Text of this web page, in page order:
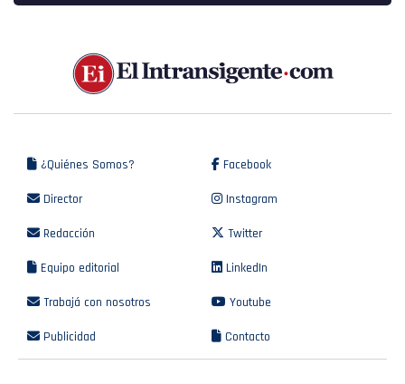
¿Quiénes Somos?
Director
Redacción
Equipo editorial
Trabajá con nosotros
Publicidad
Facebook
Instagram
Twitter
LinkedIn
Youtube
Contacto